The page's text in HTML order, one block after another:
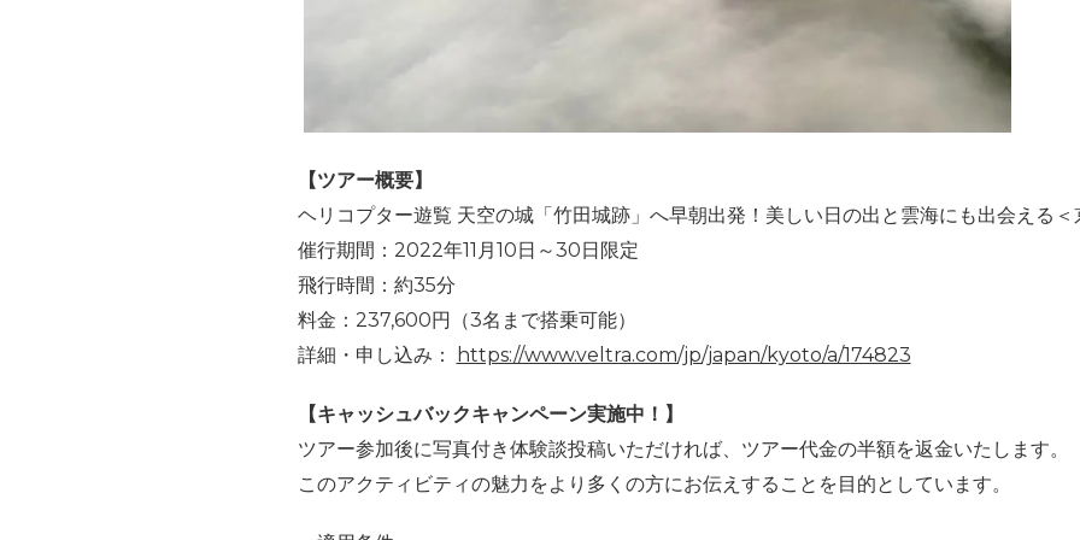
【ツアー概要】
ヘリコプター遊覧 天空の城「竹田城跡」へ早朝出発！美しい日の出と雲海にも出会える＜
催行期間：2022年11月10日～30日限定
飛行時間：約35分
料金：237,600円（3名まで搭乗可能）
詳細・申し込み：
https://www.veltra.com/jp/japan/kyoto/a/174823
【キャッシュバックキャンペーン実施中！】
ツアー参加後に写真付き体験談投稿いただければ、ツアー代金の半額を返金いたします。
このアクティビティの魅力をより多くの方にお伝えすることを目的としています。